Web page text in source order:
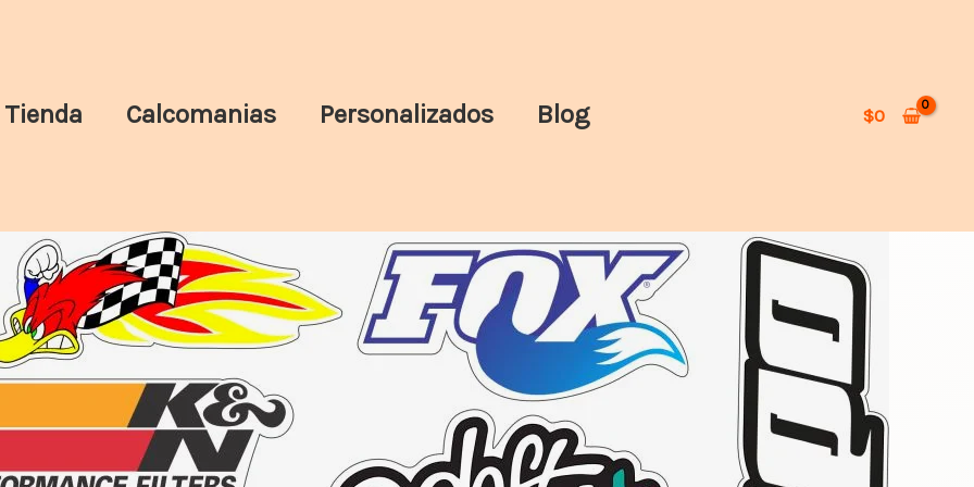
Tienda Calcomanias Personalizados Blog $0